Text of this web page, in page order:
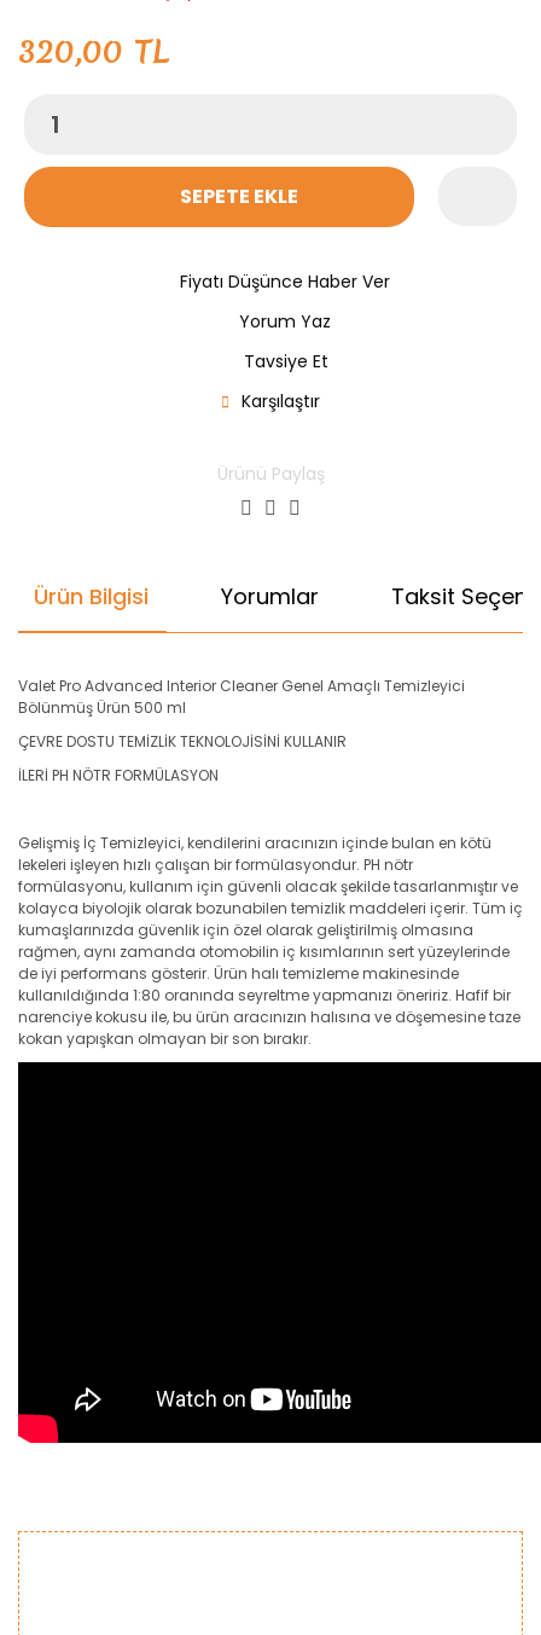
320,00 TL
SEPETE EKLE
Fiyatı Düşünce Haber Ver
Yorum Yaz
Tavsiye Et
Karşılaştır
Ürünü Paylaş
Ürün Bilgisi Yorumlar Taksit
Valet Pro Advanced Interior Cleaner Genel Amaçlı Temizleyici
Bölünmüş Ürün 500 ml
ÇEVRE DOSTU TEMİZLİK TEKNOLOJİSİNİ KULLANIR
İLERİ PH NÖTR FORMÜLASYON
Gelişmiş İç Temizleyici, kendilerini aracınızın içinde bulan en kötü
lekeleri işleyen hızlı çalışan bir formülasyondur. PH nötr
formülasyonu, kullanım için güvenli olacak şekilde tasarlanmıştır ve
kolayca biyolojik olarak bozunabilen temizlik maddeleri içerir. Tüm iç
kumaşlarınızda güvenlik için özel olarak geliştirilmiş olmasına
rağmen, aynı zamanda otomobilin iç kısımlarının sert yüzeylerinde
de iyi performans gösterir. Ürün halı temizleme makinesinde
kullanıldığında 1:80 oranında seyreltme yapmanızı öneririz. Hafif bir
narenciye kokusu ile, bu ürün aracınızın halısına ve döşemesine taze
kokan yapışkan olmayan bir son bırakır.
Bu ürüne ilk yorumu siz yapın!